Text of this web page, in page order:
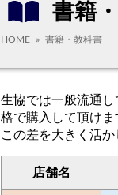
書籍
HOME 書籍・教科書
生協では一般流通
格で購入して頂け
この差を大きく活か
店舗名